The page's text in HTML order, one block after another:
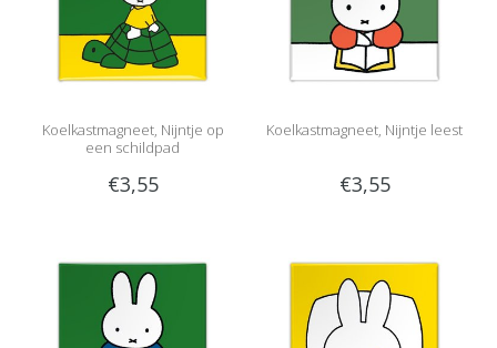
Koelkastmagneet, Nijntje op
een schildpad
€3,55
Koelkastmagneet, Nijntje leest
€3,55